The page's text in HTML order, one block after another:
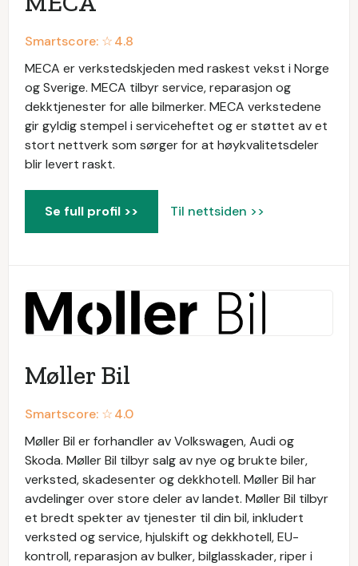
Smartscore: ☆4.8
MECA er verkstedskjeden med raskest vekst i Norge
og Sverige. MECA tilbyr service, reparasjon og
dekktjenester for alle bilmerker. MECA verkstedene
gir gyldig stempel i serviceheftet og er støttet av et
stort nettverk som sørger for at høykvalitetsdeler
blir levert raskt.
Se full profil >> Til nettsiden >>
Møller Bil
Smartscore: ☆4.0
Møller Bil er forhandler av Volkswagen, Audi og
Skoda. Møller Bil tilbyr salg av nye og brukte biler,
verksted, skadesenter og dekkhotell. Møller Bil har
avdelinger over store deler av landet. Møller Bil tilbyr
et bredt spekter av tjenester til din bil, inkludert
verksted og service, hjulskift og dekkhotell, EU-
kontroll, reparasjon av bulker, bilglasskader, riper i